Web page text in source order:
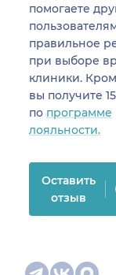
помогаете
правильное
при выборе
клиники.
вы получите
по программе
лояльности.
Оставить
отзыв